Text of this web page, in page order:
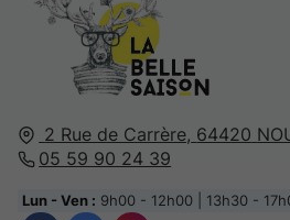
2 Rue de Carrère, 64420
05 59 90 24 39
Lun - Ven : 9h00 - 12h00 | 13h30 -